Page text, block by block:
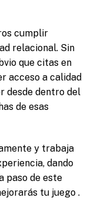
cumplir
relacional. Sin
que citas en
acceso a calidad
desde dentro del
de esas
y trabaja
dando
paso de este
tu juego .